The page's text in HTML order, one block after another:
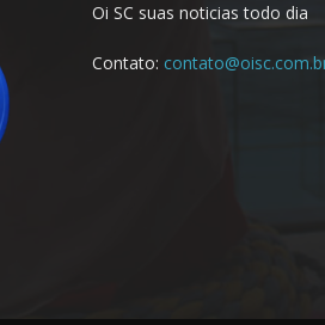
Oi SC suas noticias todo dia
Contato: